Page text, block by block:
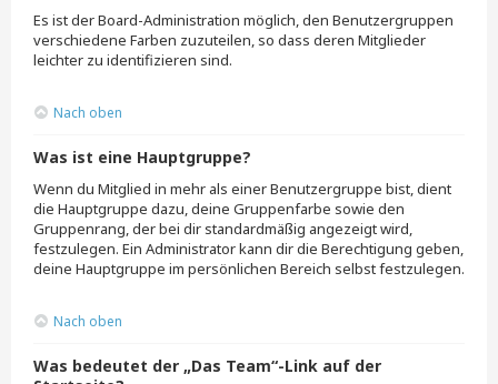
Es ist der Board-Administration möglich, den Benutzergruppen
verschiedene Farben zuzuteilen, so dass deren Mitglieder
leichter zu identifizieren sind.
Nach oben
Was ist eine Hauptgruppe?
Wenn du Mitglied in mehr als einer Benutzergruppe bist, dient
die Hauptgruppe dazu, deine Gruppenfarbe sowie den
Gruppenrang, der bei dir standardmäßig angezeigt wird,
festzulegen. Ein Administrator kann dir die Berechtigung geben,
deine Hauptgruppe im persönlichen Bereich selbst festzulegen.
Nach oben
Was bedeutet der „Das Team“-Link auf der